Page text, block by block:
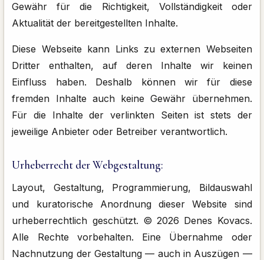
Gewähr für die Richtigkeit, Vollständigkeit oder
Aktualität der bereitgestellten Inhalte.
Diese Webseite kann Links zu externen Webseiten
Dritter enthalten, auf deren Inhalte wir keinen
Einfluss haben. Deshalb können wir für diese
fremden Inhalte auch keine Gewähr übernehmen.
Für die Inhalte der verlinkten Seiten ist stets der
jeweilige Anbieter oder Betreiber verantwortlich.
Urheberrecht der Webgestaltung:
Layout, Gestaltung, Programmierung, Bildauswahl
und kuratorische Anordnung dieser Website sind
urheberrechtlich geschützt. © 2026 Denes Kovacs.
Alle Rechte vorbehalten. Eine Übernahme oder
Nachnutzung der Gestaltung — auch in Auszügen —